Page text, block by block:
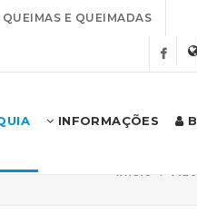
QUEIMAS E QUEIMADAS
INFORMAÇÕES